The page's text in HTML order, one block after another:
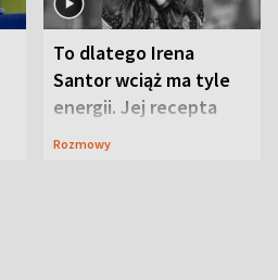
To dlatego Irena
Santor wciąż ma tyle
energii. Jej recepta
jest zaskakująco
Rozmowy